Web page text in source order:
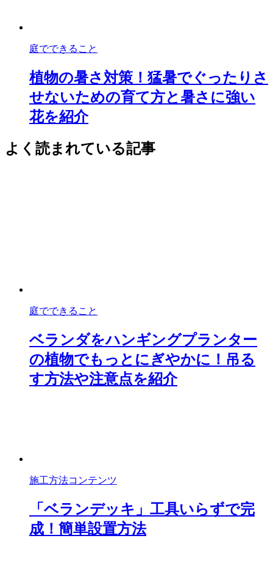
庭でできること
植物の暑さ対策！猛暑でぐったりさ
せないための育て方と暑さに強い
花を紹介
よく読まれている記事
庭でできること
ベランダをハンギングプランター
の植物でもっとにぎやかに！吊る
す方法や注意点を紹介
施工方法コンテンツ
「ベランデッキ」工具いらずで完
成！簡単設置方法